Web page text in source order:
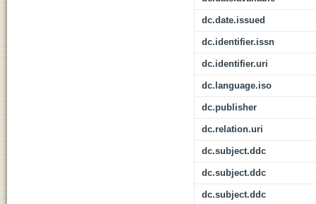
dc.date.issued
dc.identifier.issn
dc.identifier.uri
dc.language.iso
dc.publisher
dc.relation.uri
dc.subject.ddc
dc.subject.ddc
dc.subject.ddc